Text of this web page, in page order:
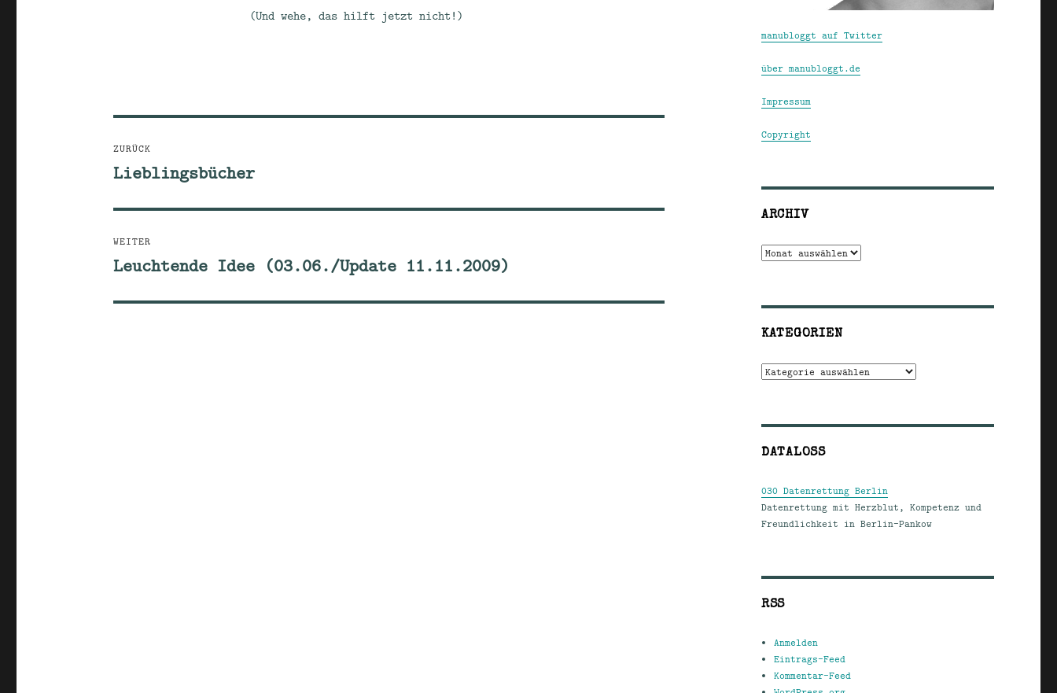
(Und wehe, das hilft jetzt nicht!)
ZURÜCK
Vorheriger
Lieblingsbücher
WEITER
Nächster
Leuchtende Idee (03.06./Update 11.11.2009)
manubloggt auf Twitter
über manubloggt.de
Impressum
Copyright
ARCHIV
Archiv
KATEGORIEN
Kategorien
DATALOSS
030 Datenrettung Berlin
Datenrettung mit Herzblut, Kompetenz und
Freundlichkeit in Berlin-Pankow
RSS
Anmelden
Eintrags-Feed
Kommentar-Feed